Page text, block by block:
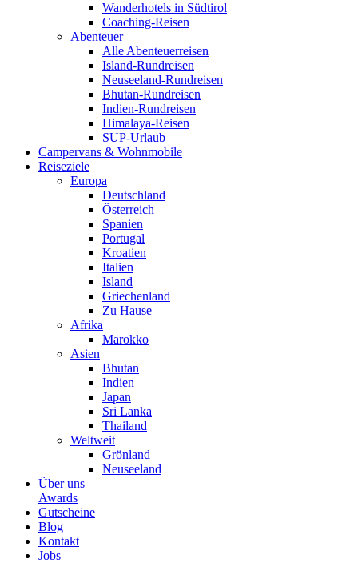
Wanderhotels in Südtirol
Coaching-Reisen
Abenteuer
Alle Abenteuerreisen
Island-Rundreisen
Neuseeland-Rundreisen
Bhutan-Rundreisen
Indien-Rundreisen
Himalaya-Reisen
SUP-Urlaub
Campervans & Wohnmobile
Reiseziele
Europa
Deutschland
Österreich
Spanien
Portugal
Kroatien
Italien
Island
Griechenland
Zu Hause
Afrika
Marokko
Asien
Bhutan
Indien
Japan
Sri Lanka
Thailand
Weltweit
Grönland
Neuseeland
Über uns
Awards
Gutscheine
Blog
Kontakt
Jobs